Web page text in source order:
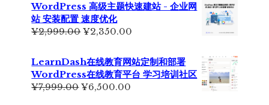
WordPress 高级主题快速建站 - 企业网
站 安装配置 速度优化
¥2,999.00原
为：
¥2,999.00。
¥2,350.00
价
格
为：
LearnDash在线教育网站定制和部署
WordPress在线教育平台 学习培训社区
¥7,999.00原
¥6,500.00